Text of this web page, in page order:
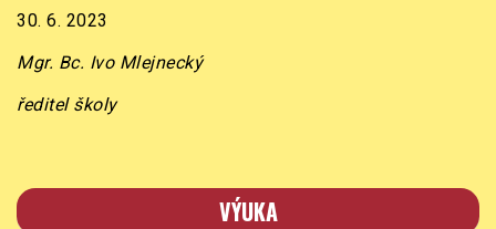
30. 6. 2023
Mgr. Bc. Ivo Mlejnecký
ředitel školy
VÝUKA